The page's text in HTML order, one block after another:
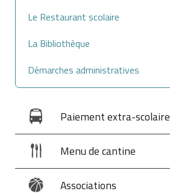
Le Restaurant scolaire
La Bibliothèque
Démarches administratives
Paiement extra-scolaire
Menu de cantine
Associations